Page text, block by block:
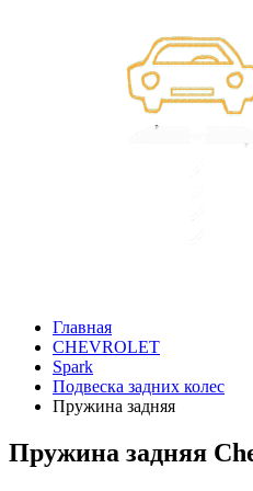
Главная
CHEVROLET
Spark
Подвеска задних колес
Пружина задняя
Пружина задняя